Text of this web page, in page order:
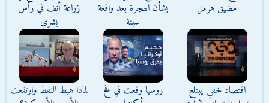
مضيق هرمز
بشأن الهجرة بعد واقعة
سبتة
زراعة أنف في رأس
بشري
اقتصاد خفي يبتلع
روسيا وقعت في فخ
لماذا هبط النفط وارتفعت